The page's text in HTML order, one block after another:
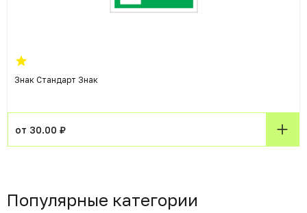
Знак Стандарт Знак
от 30.00 ₽
Популярные категории